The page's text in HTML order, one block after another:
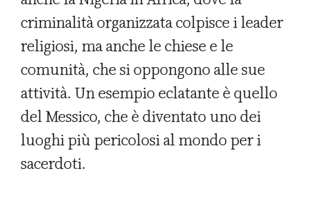
criminalità organizzata colpisce i leader
religiosi, ma anche le chiese e le
comunità, che si oppongono alle sue
attività. Un esempio eclatante è quello
del Messico, che è diventato uno dei
luoghi più pericolosi al mondo per i
sacerdoti.